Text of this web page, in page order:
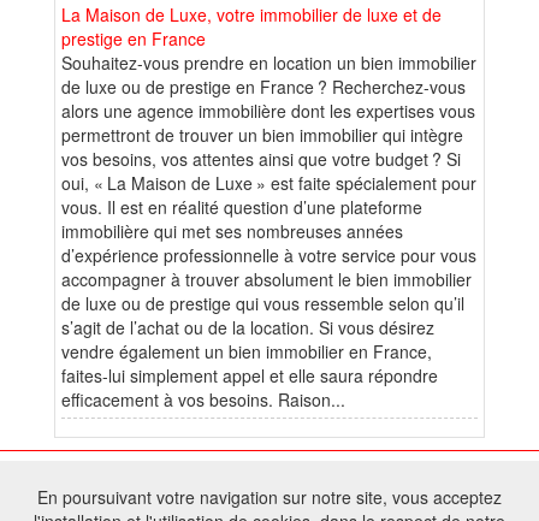
La Maison de Luxe, votre immobilier de luxe et de
prestige en France
Souhaitez-vous prendre en location un bien immobilier
de luxe ou de prestige en France ? Recherchez-vous
alors une agence immobilière dont les expertises vous
permettront de trouver un bien immobilier qui intègre
vos besoins, vos attentes ainsi que votre budget ? Si
oui, « La Maison de Luxe » est faite spécialement pour
vous. Il est en réalité question d’une plateforme
immobilière qui met ses nombreuses années
d’expérience professionnelle à votre service pour vous
accompagner à trouver absolument le bien immobilier
de luxe ou de prestige qui vous ressemble selon qu’il
s’agit de l’achat ou de la location. Si vous désirez
vendre également un bien immobilier en France,
faites-lui simplement appel et elle saura répondre
efficacement à vos besoins. Raison...
FontAwesome
En poursuivant votre navigation sur notre site, vous acceptez